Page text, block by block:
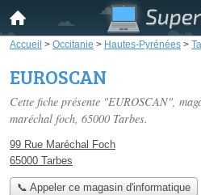
Accueil > Occitanie > Hautes-Pyrénées >
EUROSCAN
Cette fiche présente "EUROSCAN",
maréchal foch, 65000 Tarbes.
99 Rue Maréchal Foch
65000 Tarbes
📞 Appeler ce magasin d'informatique